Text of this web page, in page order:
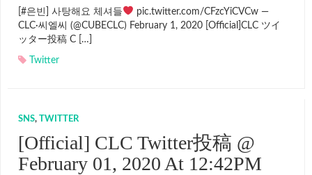
[#은빈] 사탕해요 체셔들
pic.twitter.com/CFzcYiCVCw —
CLC·씨엘씨 (@CUBECLC) February 1, 2020 [Official]CLC ツイ
ッター投稿 C […]
Twitter
SNS, TWITTER
[Official] CLC Twitter投稿 @
February 01, 2020 At 12:42PM